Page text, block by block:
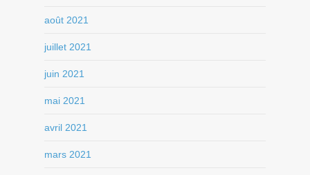
août 2021
juillet 2021
juin 2021
mai 2021
avril 2021
mars 2021